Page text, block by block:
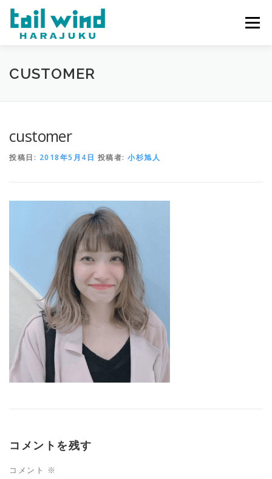
メニュー
ホーム ご予約
CUSTOMER
customer
投稿日: 2018年5月4日 投稿者: 小杉旭人
コメントを残す
コメント ※